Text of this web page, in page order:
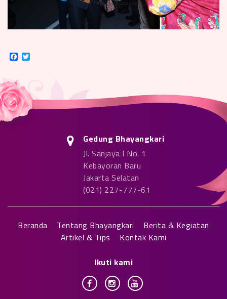
Facebook
Gedung Bhayangkari
Jl. Sanjaya I No. 1
Kebayoran Baru
Jakarta Selatan
(021) 227-777-61
Beranda Tentang Bhayangkari
Berita & Kegiatan
Artikel & Tips
Kontak Kami
Ikuti kami